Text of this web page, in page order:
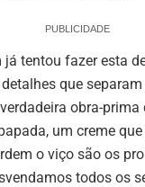
PUBLICIDADE
já tentou fazer esta
que
obra-prima
um creme
o viço são os
todos os